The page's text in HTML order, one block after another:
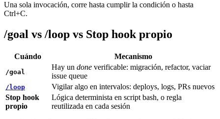
Una sola invocación, corre hasta cumplir la condición o hasta
Ctrl+C.
/goal vs /loop vs Stop hook propio
Cuándo Mecanismo
/goal
Hay un done verificable: migración, refactor, vaciar
issue queue
/loop
Vigilar algo en intervalos: deploys, logs, PRs nuevos
Stop hook
propio
Lógica determinista en script bash, o regla
reutilizada en cada sesión